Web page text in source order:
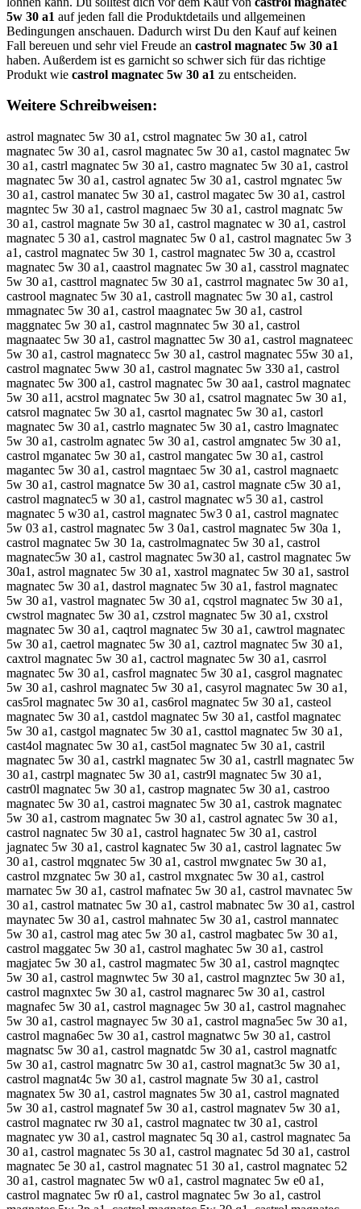
5w 30 a1 auf jeden fall die Produktdetails und allgemeinen
Bedingungen anschauen. Dadurch wirst Du den Kauf auf keinen
Fall bereuen und sehr viel Freude an castrol magnatec 5w 30 a1
haben. Außerdem ist es garnicht so schwer sich für das richtige
Produkt wie castrol magnatec 5w 30 a1 zu entscheiden.
Weitere Schreibweisen:
astrol magnatec 5w 30 a1, cstrol magnatec 5w 30 a1, catrol magnatec 5w 30 a1, casrol magnatec 5w 30 a1, castol magnatec 5w 30 a1, castrl magnatec 5w 30 a1, castro magnatec 5w 30 a1, castrol magnatec 5w 30 a1, castrol agnatec 5w 30 a1, castrol mgnatec 5w 30 a1, castrol manatec 5w 30 a1, castrol magatec 5w 30 a1, castrol magntec 5w 30 a1, castrol magnaec 5w 30 a1, castrol magnatc 5w 30 a1, castrol magnate 5w 30 a1, castrol magnatec w 30 a1, castrol magnatec 5 30 a1, castrol magnatec 5w 0 a1, castrol magnatec 5w 3 a1, castrol magnatec 5w 30 1, castrol magnatec 5w 30 a, ccastrol magnatec 5w 30 a1, caastrol magnatec 5w 30 a1, casstrol magnatec 5w 30 a1, casttrol magnatec 5w 30 a1, castrrol magnatec 5w 30 a1, castrool magnatec 5w 30 a1, castroll magnatec 5w 30 a1, castrol mmagnatec 5w 30 a1, castrol maagnatec 5w 30 a1, castrol maggnatec 5w 30 a1, castrol magnnatec 5w 30 a1, castrol magnaatec 5w 30 a1, castrol magnattec 5w 30 a1, castrol magnateec 5w 30 a1, castrol magnatecc 5w 30 a1, castrol magnatec 55w 30 a1, castrol magnatec 5ww 30 a1, castrol magnatec 5w 330 a1, castrol magnatec 5w 300 a1, castrol magnatec 5w 30 aa1, castrol magnatec 5w 30 a11, acstrol magnatec 5w 30 a1, csatrol magnatec 5w 30 a1, catsrol magnatec 5w 30 a1, casrtol magnatec 5w 30 a1, castorl magnatec 5w 30 a1, castrlo magnatec 5w 30 a1, castro lmagnatec 5w 30 a1, castrolm agnatec 5w 30 a1, castrol amgnatec 5w 30 a1, castrol mganatec 5w 30 a1, castrol mangatec 5w 30 a1, castrol magantec 5w 30 a1, castrol magntaec 5w 30 a1, castrol magnaetc 5w 30 a1, castrol magnatce 5w 30 a1, castrol magnate c5w 30 a1, castrol magnatec5 w 30 a1, castrol magnatec w5 30 a1, castrol magnatec 5 w30 a1, castrol magnatec 5w3 0 a1, castrol magnatec 5w 03 a1, castrol magnatec 5w 3 0a1, castrol magnatec 5w 30a 1, castrol magnatec 5w 30 1a, castrolmagnatec 5w 30 a1, castrol magnatec5w 30 a1, castrol magnatec 5w30 a1, castrol magnatec 5w 30a1, astrol magnatec 5w 30 a1, xastrol magnatec 5w 30 a1, sastrol magnatec 5w 30 a1, dastrol magnatec 5w 30 a1, fastrol magnatec 5w 30 a1, vastrol magnatec 5w 30 a1, cqstrol magnatec 5w 30 a1, cwstrol magnatec 5w 30 a1, czstrol magnatec 5w 30 a1, cxstrol magnatec 5w 30 a1, caqtrol magnatec 5w 30 a1, cawtrol magnatec 5w 30 a1, caetrol magnatec 5w 30 a1, caztrol magnatec 5w 30 a1, caxtrol magnatec 5w 30 a1, cactrol magnatec 5w 30 a1, casrrol magnatec 5w 30 a1, casfrol magnatec 5w 30 a1, casgrol magnatec 5w 30 a1, cashrol magnatec 5w 30 a1, casyrol magnatec 5w 30 a1, cas5rol magnatec 5w 30 a1, cas6rol magnatec 5w 30 a1, casteol magnatec 5w 30 a1, castdol magnatec 5w 30 a1, castfol magnatec 5w 30 a1, castgol magnatec 5w 30 a1, casttol magnatec 5w 30 a1, cast4ol magnatec 5w 30 a1, cast5ol magnatec 5w 30 a1, castril magnatec 5w 30 a1, castrkl magnatec 5w 30 a1, castrll magnatec 5w 30 a1, castrpl magnatec 5w 30 a1, castr9l magnatec 5w 30 a1, castr0l magnatec 5w 30 a1, castrop magnatec 5w 30 a1, castroo magnatec 5w 30 a1, castroi magnatec 5w 30 a1, castrok magnatec 5w 30 a1, castrom magnatec 5w 30 a1, castrol agnatec 5w 30 a1, castrol nagnatec 5w 30 a1, castrol hagnatec 5w 30 a1, castrol jagnatec 5w 30 a1, castrol kagnatec 5w 30 a1, castrol lagnatec 5w 30 a1, castrol mqgnatec 5w 30 a1, castrol mwgnatec 5w 30 a1, castrol mzgnatec 5w 30 a1, castrol mxgnatec 5w 30 a1, castrol marnatec 5w 30 a1, castrol mafnatec 5w 30 a1, castrol mavnatec 5w 30 a1, castrol matnatec 5w 30 a1, castrol mabnatec 5w 30 a1, castrol maynatec 5w 30 a1, castrol mahnatec 5w 30 a1, castrol mannatec 5w 30 a1, castrol mag atec 5w 30 a1, castrol magbatec 5w 30 a1, castrol maggatec 5w 30 a1, castrol maghatec 5w 30 a1, castrol magjatec 5w 30 a1, castrol magmatec 5w 30 a1, castrol magnqtec 5w 30 a1, castrol magnwtec 5w 30 a1, castrol magnztec 5w 30 a1, castrol magnxtec 5w 30 a1, castrol magnarec 5w 30 a1, castrol magnafec 5w 30 a1, castrol magnagec 5w 30 a1, castrol magnahec 5w 30 a1, castrol magnayec 5w 30 a1, castrol magna5ec 5w 30 a1, castrol magna6ec 5w 30 a1, castrol magnatwc 5w 30 a1, castrol magnatsc 5w 30 a1, castrol magnatdc 5w 30 a1, castrol magnatfc 5w 30 a1, castrol magnatrc 5w 30 a1, castrol magnat3c 5w 30 a1, castrol magnat4c 5w 30 a1, castrol magnate 5w 30 a1, castrol magnatex 5w 30 a1, castrol magnates 5w 30 a1, castrol magnated 5w 30 a1, castrol magnatef 5w 30 a1, castrol magnatev 5w 30 a1, castrol magnatec rw 30 a1, castrol magnatec tw 30 a1, castrol magnatec yw 30 a1, castrol magnatec 5q 30 a1, castrol magnatec 5a 30 a1, castrol magnatec 5s 30 a1, castrol magnatec 5d 30 a1, castrol magnatec 5e 30 a1, castrol magnatec 51 30 a1, castrol magnatec 52 30 a1, castrol magnatec 5w w0 a1, castrol magnatec 5w e0 a1, castrol magnatec 5w r0 a1, castrol magnatec 5w 3o a1, castrol magnatec 5w 3p a1, castrol magnatec 5w 30 q1, castrol magnatec 5w 30 w1, castrol magnatec 5w 30 z1, castrol magnatec 5w 30 x1, castrol magnatec 5w 30 aq, castrol magnatec 5w 30 aw, castrol magnatec 5w 30 a1, c astrol magnatec 5w 30 a1, xcastrol magnatec 5w 30 a1, cxastrol magnatec 5w 30 a1, scastrol magnatec 5w 30 a1, csastrol magnatec 5w 30 a1, dcastrol magnatec 5w 30 a1, cdastrol magnatec 5w 30 a1, fcastrol magnatec 5w 30 a1, cfastrol magnatec 5w 30 a1, vcastrol magnatec 5w 30 a1, cvastrol magnatec 5w 30 a1, cqastrol magnatec 5w 30 a1, caqstrol magnatec 5w 30 a1, cwastrol magnatec 5w 30 a1, cawstrol magnatec 5w 30 a1, czastrol magnatec 5w 30 a1, cazstrol magnatec 5w 30 a1, caxstrol magnatec 5w 30 a1, casqtrol magnatec 5w 30 a1, caswtrol magnatec 5w 30 a1, caestrol magnatec 5w 30 a1, casetrol magnatec 5w 30 a1, casztrol magnatec 5w 30 a1, casxtrol magnatec 5w 30 a1, cacstrol magnatec 5w 30 a1, casctrol magnatec 5w 30 a1, casrtrol magnatec 5w 30 a1, casftrol magnatec 5w 30 a1, castfrol magnatec 5w 30 a1, casgtrol magnatec 5w 30 a1, castgrol magnatec 5w 30 a1, cashtrol magnatec 5w 30 a1, casthrol magnatec 5w 30 a1, casytrol magnatec 5w 30 a1, castyrol magnatec 5w 30 a1, cas5trol magnatec 5w 30 a1, cast5rol magnatec 5w 30 a1, cas6trol magnatec 5w 30 a1, cast6rol magnatec 5w 30 a1, casterol magnatec 5w 30 a1, castreol magnatec 5w 30 a1, castdrol magnatec 5w 30 a1, castrdol magnatec 5w 30 a1, castrfol magnatec 5w 30 a1, castrgol magnatec 5w 30 a1, castrtol magnatec 5w 30 a1, cast4rol magnatec 5w 30 a1, castr4ol magnatec 5w 30 a1, castr5ol magnatec 5w 30 a1, castriol magnatec 5w 30 a1, castroil magnatec 5w 30 a1, castrkol magnatec 5w 30 a1, castrokl magnatec 5w 30 a1, castrlol magnatec 5w 30 a1, castrpol magnatec 5w 30 a1, castropl magnatec 5w 30 a1, castr9ol magnatec 5w 30 a1, castro9l magnatec 5w 30 a1, castr0ol magnatec 5w 30 a1, castro0l magnatec 5w 30 a1, castrolp magnatec 5w 30 a1, castrolo magnatec 5w 30 a1, castroli magnatec 5w 30 a1, castrolk magnatec 5w 30 a1, castroml magnatec 5w 30 a1, castrolm magnatec 5w 30 a1, castrol magnatec 5w 30 a1, castrol m agnatec 5w 30 a1, castrol nmagnatec 5w 30 a1, castrol mnagnatec 5w 30 a1, castrol hmagnatec 5w 30 a1, castrol mhagnatec 5w 30 a1, castrol jmagnatec 5w 30 a1, castrol mjagnatec 5w 30 a1, castrol kmagnatec 5w 30 a1, castrol mkagnatec 5w 30 a1, castrol lmagnatec 5w 30 a1, castrol mlagnatec 5w 30 a1, castrol mqagnatec 5w 30 a1, castrol maqgnatec 5w 30 a1, castrol mwagnatec 5w 30 a1, castrol mawgnatec 5w 30 a1, castrol mzagnatec 5w 30 a1, castrol mazgnatec 5w 30 a1, castrol mxagnatec 5w 30 a1, castrol maxgnatec 5w 30 a1, castrol margnatec 5w 30 a1, castrol magrnatec 5w 30 a1, castrol mafgnatec 5w 30 a1, castrol magfnatec 5w 30 a1, castrol mavgnatec 5w 30 a1, castrol magvnatec 5w 30 a1, castrol matgnatec 5w 30 a1, castrol magtnatec 5w 30 a1, castrol mabgnatec 5w 30 a1, castrol magbnatec 5w 30 a1, castrol maygnatec 5w 30 a1, castrol magynatec 5w 30 a1, castrol mahgnatec 5w 30 a1, castrol maghnatec 5w 30 a1, castrol mangnatec 5w 30 a1, castrol mag natec 5w 30 a1, castrol magn atec 5w 30 a1, castrol magnbatec 5w 30 a1, castrol magngatec 5w 30 a1, castrol magnhatec 5w 30 a1, castrol magjnatec 5w 30 a1, castrol magnjatec 5w 30 a1, castrol magmnatec 5w 30 a1, castrol magnmatec 5w 30 a1, castrol magnqatec 5w 30 a1, castrol magnaqtec 5w 30 a1, castrol magnwatec 5w 30 a1, castrol magnawtec 5w 30 a1, castrol magnzatec 5w 30 a1, castrol magnaztec 5w 30 a1, castrol magnxatec 5w 30 a1, castrol magnaxtec 5w 30 a1, castrol magnartec 5w 30 a1, castrol magnatrec 5w 30 a1, castrol magnaftec 5w 30 a1, castrol magnatfec 5w 30 a1, castrol magnagtec 5w 30 a1, castrol magnatgec 5w 30 a1, castrol magnahtec 5w 30 a1, castrol magnathec 5w 30 a1, castrol magnaytec 5w 30 a1, castrol magnatyec 5w 30 a1, castrol magna5tec 5w 30 a1, castrol magnat5ec 5w 30 a1, castrol magna6tec 5w 30 a1, castrol magnat6ec 5w 30 a1, castrol magnatwec 5w 30 a1, castrol magnatewc 5w 30 a1, castrol magnatsec 5w 30 a1, castrol magnatesc 5w 30 a1, castrol magnatdec 5w 30 a1, castrol magnatedc 5w 30 a1, castrol magnatefc 5w 30 a1, castrol magnaterc 5w 30 a1, castrol magnat3ec 5w 30 a1, castrol magnate3c 5w 30 a1, castrol magnat4ec 5w 30 a1, castrol magnate4c 5w 30 a1, castrol magnate c 5w 30 a1, castrol magnatec 5w 30 a1, castrol magnatexc 5w 30 a1, castrol magnatecx 5w 30 a1, castrol magnatecs 5w 30 a1, castrol magnatecd 5w 30 a1, castrol magnatecf 5w 30 a1, castrol magnatevc 5w 30 a1, castrol magnatecv 5w 30 a1, castrol magnatec r5w 30 a1, castrol magnatec 5rw 30 a1, castrol magnatec t5w 30 a1, castrol magnatec 5tw 30 a1, castrol magnatec y5w 30 a1, castrol magnatec 5yw 30 a1, castrol magnatec 5qw 30 a1, castrol magnatec 5wq 30 a1, castrol magnatec 5aw 30 a1, castrol magnatec 5wa 30 a1, castrol magnatec 5sw 30 a1, castrol magnatec 5ws 30 a1, castrol magnatec 5dw 30 a1, castrol magnatec 5wd 30 a1, castrol magnatec 5ew 30 a1, castrol magnatec 5we 30 a1, castrol magnatec 51w 30 a1, castrol magnatec 5w1 30 a1, castrol magnatec 52w 30 a1, castrol magnatec 5w2 30 a1, castrol magnatec 5w w30 a1, castrol magnatec 5w 3w0 a1, castrol magnatec 5w e30 a1, castrol magnatec 5w 3e0 a1, castrol magnatec 5w r30 a1, castrol magnatec 5w 3r0 a1, castrol magnatec 5w 3o0 a1, castrol magnatec 5w 30o a1, castrol magnatec 5w